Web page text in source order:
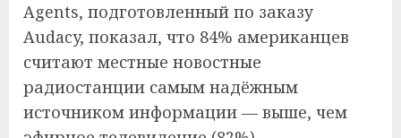
Agents, подготовленный по заказу
Audacy, показал, что 84% американцев
считают местные новостные
радиостанции самым надёжным
источником информации — выше, чем